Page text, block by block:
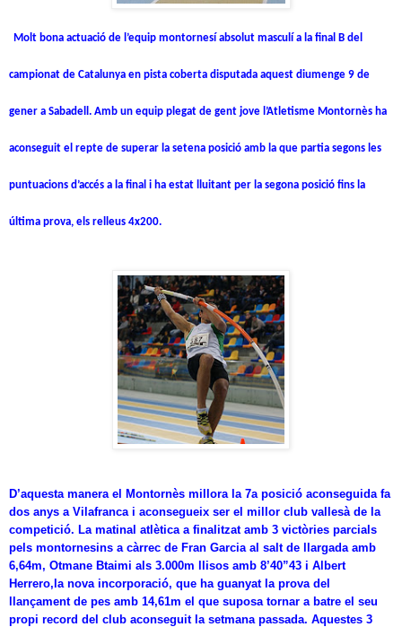
Molt bona actuació de l’equip montornesí absolut masculí a la final B del
campionat de Catalunya en pista coberta disputada aquest diumenge 9 de
gener a Sabadell. Amb un equip plegat de gent jove l’Atletisme Montornès ha
aconseguit el repte de superar la setena posició amb la que partia segons les
puntuacions d’accés a la final i ha estat lluitant per la segona posició fins la
última prova, els relleus 4x200.
D’aquesta manera el Montornès millora la 7a posició aconseguida fa
dos anys a Vilafranca i aconsegueix ser el millor club vallesà de la
competició. La matinal atlètica a finalitzat amb 3 victòries parcials
pels montornesins a càrrec de Fran Garcia al salt de llargada amb
6,64m, Otmane Btaimi als 3.000m llisos amb 8’40”43 i Albert
Herrero,la nova incorporació, que ha guanyat la prova del
llançament de pes amb 14,61m el que suposa tornar a batre el seu
propi record del club aconseguit la setmana passada. Aquestes 3